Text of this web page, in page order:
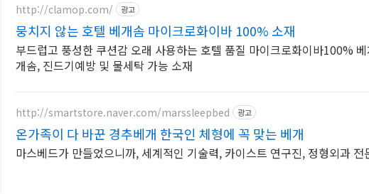
http://clamop.com/ 광고
뭉치지 않는 호텔 베개솜 마이크로화이바 100% 소재
부드럽고 풍성한 쿠션감 오래 사용하는 호텔 품질 마이크로화이바100% 베개 사계절 사용 알러지케어 베
개솜, 진드기예방 및 물세탁 가능 소재
http://smartstore.naver.com/marssleepbed 광고
온가족이 다 바꾼 경추베개 한국인 체형에 꼭 맞는 베개
마스베드가 만들었으니까, 세계적인 기술력, 카이스트 연구진, 정형외과 전